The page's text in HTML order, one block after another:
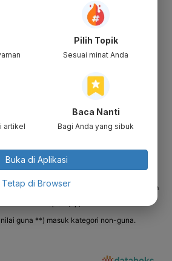
Pilih Topik
Sesuai minat Anda
artikel
Baca Nanti
Bagi Anda yang sibuk
Buka di Aplikasi
Tetap di Browser